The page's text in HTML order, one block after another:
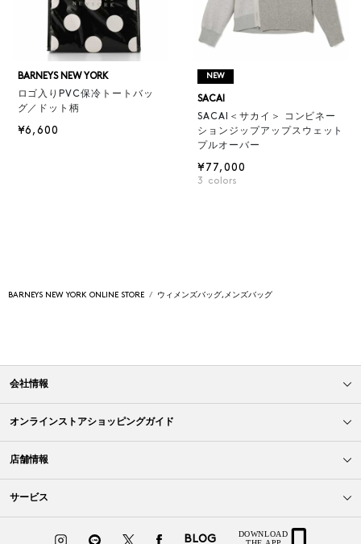
BARNEYS NEW YORK
ロゴ入りPVC保冷トートバッ
グ／ドット柄
¥6,600
NEW
SACAI
SACAI＜サカイ＞ コンビネー
ションジップアップスウェット
プルオーバー
¥77,000
3 colors
BARNEYS NEW YORK ONLINE STORE ウィメンズバッグ,メンズバッグ
会社情報
オンラインストアショッピングガイド
店舗情報
サービス
BLOG